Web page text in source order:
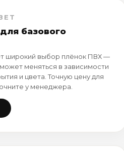
базового
широкий выбор плёнок ПВХ —
меняться в зависимости
и цвета. Точную цену для
у менеджера.